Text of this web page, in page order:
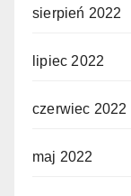
sierpień 2022
lipiec 2022
czerwiec 2022
maj 2022